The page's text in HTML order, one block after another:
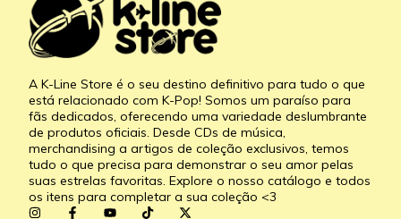
A K-Line Store é o seu destino definitivo para tudo o que
está relacionado com K-Pop! Somos um paraíso para
fãs dedicados, oferecendo uma variedade deslumbrante
de produtos oficiais. Desde CDs de música,
merchandising a artigos de coleção exclusivos, temos
tudo o que precisa para demonstrar o seu amor pelas
suas estrelas favoritas. Explore o nosso catálogo e todos
os itens para completar a sua coleção <3